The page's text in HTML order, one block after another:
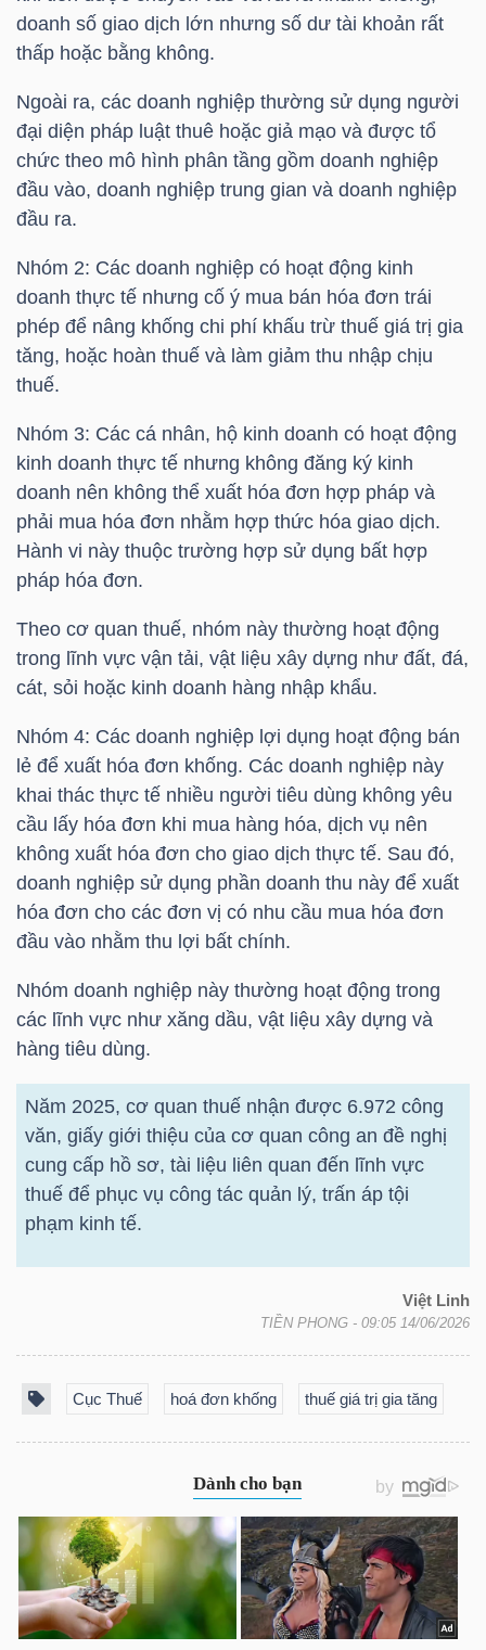
doanh số giao dịch lớn nhưng số dư tài khoản rất
thấp hoặc bằng không.
Ngoài ra, các doanh nghiệp thường sử dụng người
đại diện pháp luật thuê hoặc giả mạo và được tổ
chức theo mô hình phân tầng gồm doanh nghiệp
đầu vào, doanh nghiệp trung gian và doanh nghiệp
đầu ra.
Nhóm 2: Các doanh nghiệp có hoạt động kinh
doanh thực tế nhưng cố ý mua bán hóa đơn trái
phép để nâng khống chi phí khấu trừ thuế giá trị gia
tăng, hoặc hoàn thuế và làm giảm thu nhập chịu
thuế.
Nhóm 3: Các cá nhân, hộ kinh doanh có hoạt động
kinh doanh thực tế nhưng không đăng ký kinh
doanh nên không thể xuất hóa đơn hợp pháp và
phải mua hóa đơn nhằm hợp thức hóa giao dịch.
Hành vi này thuộc trường hợp sử dụng bất hợp
pháp hóa đơn.
Theo cơ quan thuế, nhóm này thường hoạt động
trong lĩnh vực vận tải, vật liệu xây dựng như đất, đá,
cát, sỏi hoặc kinh doanh hàng nhập khẩu.
Nhóm 4: Các doanh nghiệp lợi dụng hoạt động bán
lẻ để xuất hóa đơn khống. Các doanh nghiệp này
khai thác thực tế nhiều người tiêu dùng không yêu
cầu lấy hóa đơn khi mua hàng hóa, dịch vụ nên
không xuất hóa đơn cho giao dịch thực tế. Sau đó,
doanh nghiệp sử dụng phần doanh thu này để xuất
hóa đơn cho các đơn vị có nhu cầu mua hóa đơn
đầu vào nhằm thu lợi bất chính.
Nhóm doanh nghiệp này thường hoạt động trong
các lĩnh vực như xăng dầu, vật liệu xây dựng và
hàng tiêu dùng.
Năm 2025, cơ quan thuế nhận được 6.972 công
văn, giấy giới thiệu của cơ quan công an đề nghị
cung cấp hồ sơ, tài liệu liên quan đến lĩnh vực
thuế để phục vụ công tác quản lý, trấn áp tội
phạm kinh tế.
Việt Linh
TIỀN PHONG - 09:05 14/06/2026
Cục Thuế hoá đơn khống thuế giá trị gia tăng
CỔ
PHIẾU
SINH
TRÁI
PHIẾU
CỤ
ĐẦU
TƯ
XUẤT
DỮ
LIỆU
Ngành
(-)
VS-
SECTOR
NĂNG
LƯỢNG
NGUYÊN
NGHIỆP
TIÊU
DÙNG
KHÔNG
THIẾT